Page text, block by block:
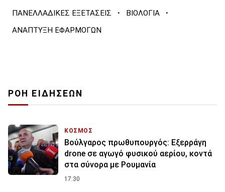
ΠΑΝΕΛΛΑΔΙΚΕΣ ΕΞΕΤΑΣΕΙΣ · ΒΙΟΛΟΓΙΑ ·
ΑΝΑΠΤΥΞΗ ΕΦΑΡΜΟΓΩΝ
ΡΟΗ ΕΙΔΗΣΕΩΝ
ΚΟΣΜΟΣ
Βούλγαρος πρωθυπουργός: Εξερράγη
drone σε αγωγό φυσικού αερίου, κοντά
στα σύνορα με Ρουμανία
17:30